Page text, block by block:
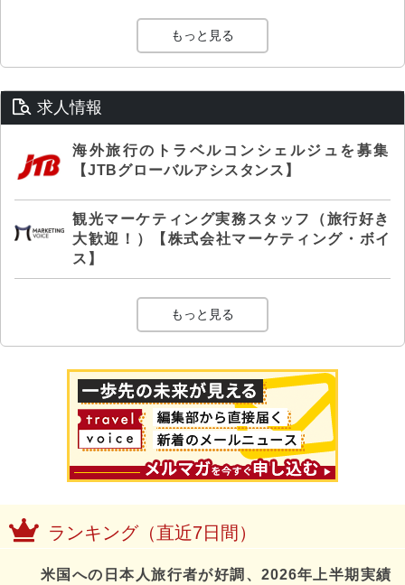
もっと見る
求人情報
海外旅行のトラベルコンシェルジュを募集
【JTBグローバルアシスタンス】
観光マーケティング実務スタッフ（旅行好き
大歓迎！）【株式会社マーケティング・ボイ
ス】
もっと見る
ランキング（直近7日間）
米国への日本人旅行者が好調、2026年上半期実績